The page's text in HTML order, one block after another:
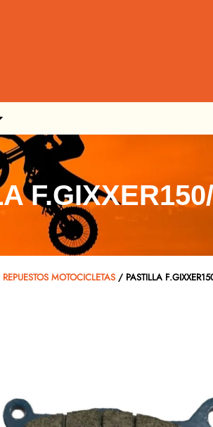
REPUESTOS MOTOCICLETAS / PASTILLA